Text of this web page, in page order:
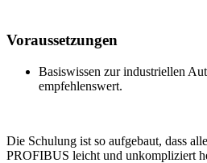
Voraussetzungen
Basiswissen zur industriellen
empfehlenswert.
Die Schulung ist so aufgebaut, dass
PROFIBUS leicht und unkompliziert